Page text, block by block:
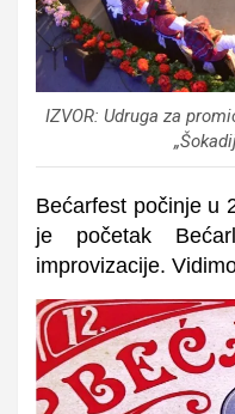
IZVOR: Udruga za
Bećarfest počinje u
je početak
improvizacije.